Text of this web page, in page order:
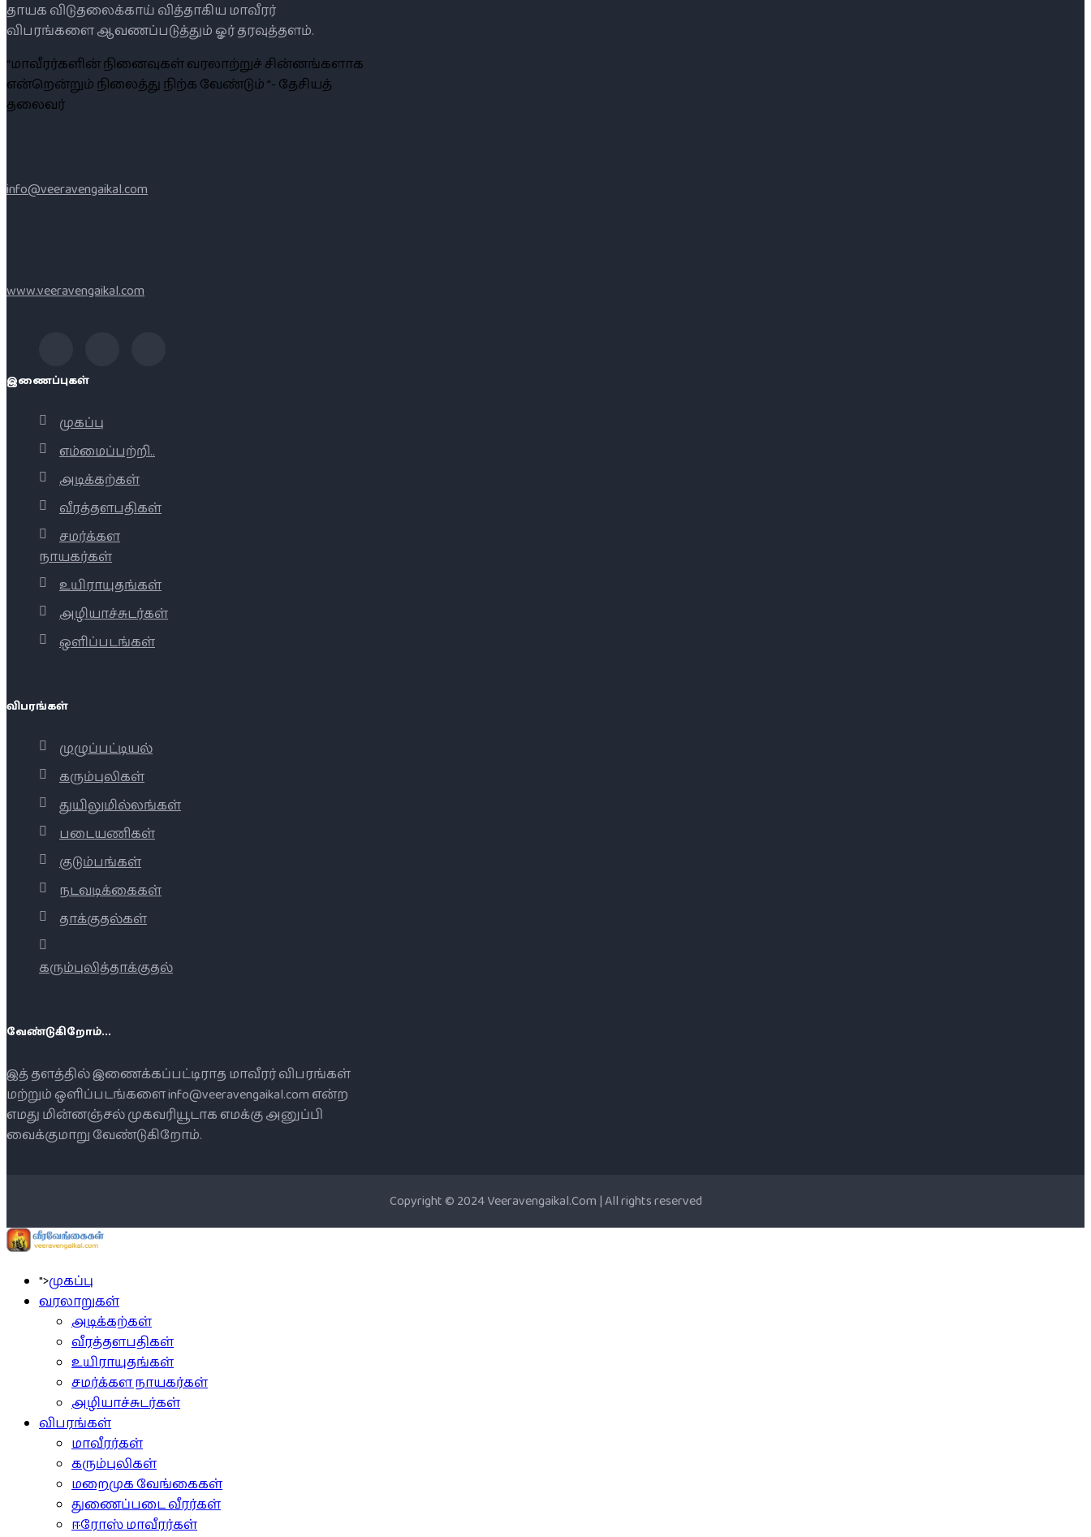
தாயக விடுதலைக்காய் வித்தாகிய மாவீரர்
விபரங்களை ஆவணப்படுத்தும் ஓர் தரவுத்தளம்.
“மாவீரர்களின் நினைவுகள் வரலாற்றுச் சின்னங்களாக
என்றென்றும் நிலைத்து நிற்க வேண்டும் ”- தேசியத்
தலைவர்
info@veeravengaikal.com
www.veeravengaikal.com
இணைப்புகள்
முகப்பு
எம்மைப்பற்றி..
அடிக்கற்கள்
வீரத்தளபதிகள்
சமர்க்கள
நாயகர்கள்
உயிராயுதங்கள்
அழியாச்சுடர்கள்
ஒளிப்படங்கள்
விபரங்கள்
முழுப்பட்டியல்
கரும்புலிகள்
துயிலுமில்லங்கள்
படையணிகள்
குடும்பங்கள்
நடவடிக்கைகள்
தாக்குதல்கள்
கரும்புலித்தாக்குதல்
வேண்டுகிறோம்...
இத் தளத்தில் இணைக்கப்பட்டிராத மாவீரர் விபரங்கள்
மற்றும் ஒளிப்படங்களை info@veeravengaikal.com என்ற
எமது மின்னஞ்சல் முகவரியூடாக எமக்கு அனுப்பி
வைக்குமாறு வேண்டுகிறோம்.
Copyright © 2024 Veeravengaikal.Com | All rights reserved
">முகப்பு
வரலாறுகள்
அடிக்கற்கள்
வீரத்தளபதிகள்
உயிராயுதங்கள்
சமர்க்கள நாயகர்கள்
அழியாச்சுடர்கள்
விபரங்கள்
மாவீரர்கள்
கரும்புலிகள்
மறைமுக வேங்கைகள்
துணைப்படை வீரர்கள்
ஈரோஸ் மாவீரர்கள்